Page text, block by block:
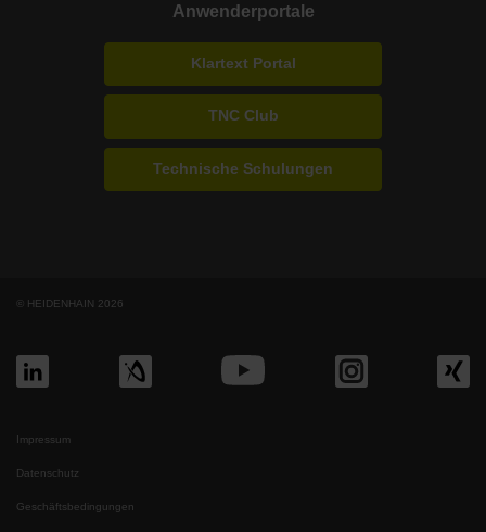
Anwenderportale
Klartext Portal
TNC Club
Technische Schulungen
© HEIDENHAIN 2026
Impressum
Datenschutz
Geschäftsbedingungen